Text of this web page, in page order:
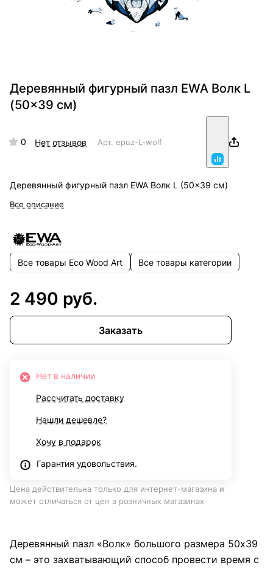
Деревянный фигурный пазл EWA Волк L
(50x39 см)
0 Нет отзывов Арт. epuz-L-wolf
Деревянный фигурный пазл EWA Волк L (50x39 см)
Все описание
Все товары Eco Wood Art Все товары категории
2 490 руб.
Заказать
Нет в наличии
Рассчитать доставку
Нашли дешевле?
Хочу в подарок
Гарантия удовольствия.
Цена действительна только для интернет-магазина и
может отличаться от цен в розничных магазинах
Деревянный пазл «Волк» большого размера 50x39
см – это захватывающий способ провести время с